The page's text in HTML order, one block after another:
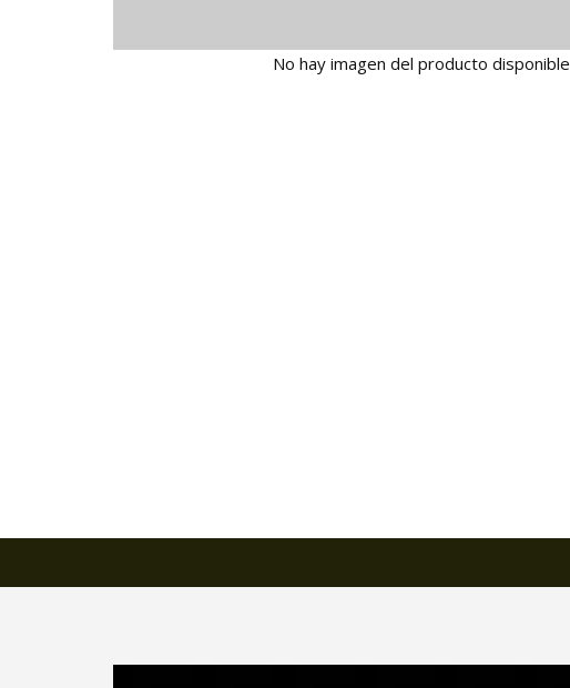
No hay imagen del producto disponible